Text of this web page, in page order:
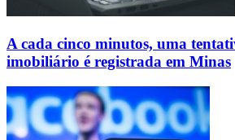
A cada cinco minutos, uma
imobiliário é registrada em Minas